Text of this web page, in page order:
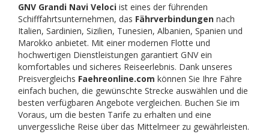
GNV Grandi Navi Veloci ist eines der führenden
Schifffahrtsunternehmen, das Fährverbindungen nach
Italien, Sardinien, Sizilien, Tunesien, Albanien, Spanien und
Marokko anbietet. Mit einer modernen Flotte und
hochwertigen Dienstleistungen garantiert GNV ein
komfortables und sicheres Reiseerlebnis. Dank unseres
Preisvergleichs Faehreonline.com können Sie Ihre Fähre
einfach buchen, die gewünschte Strecke auswählen und die
besten verfügbaren Angebote vergleichen. Buchen Sie im
Voraus, um die besten Tarife zu erhalten und eine
unvergessliche Reise über das Mittelmeer zu gewährleisten.